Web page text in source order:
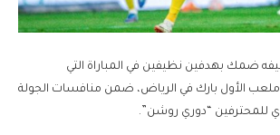
ضمك بهدفين نظيفين في المباراة التي
ملعب الأول بارك في الرياض، ضمن منافسات الجولة